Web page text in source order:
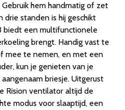
hem handmatig of zet
drie standen is hij geschikt
biedt een multifunctionele
brengt. Handig vast te
mee te nemen, en met een
kun je genieten van je
briesje. Uitgerust
Rision ventilator altijd de
modus voor slaaptijd, een